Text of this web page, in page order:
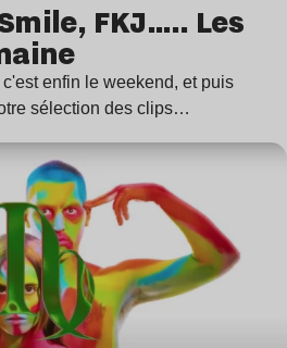
FKJ….. Les
enfin le weekend, et puis
sélection des clips…